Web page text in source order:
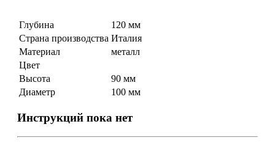
Глубина
120 мм
Страна производства Италия
Материал
металл
Цвет
Высота
90 мм
Диаметр
100 мм
Инструкций пока нет